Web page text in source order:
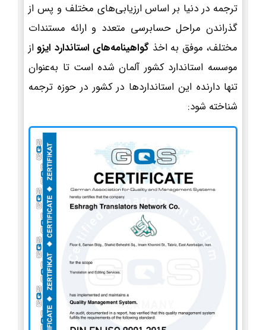
ترجمه در دنیا بر اساس ارزیابی‌های مختلف و پس از
گذراندن مراحل حسابرسی متعدد و ارائه مستندات
مختلف، موفق به اخذ گواهینامه‌های استاندارد ایزو از
موسسه استاندارد کشور آلمان شده است تا به‌عنوان
تنها دارنده این استانداردها در کشور در حوزه ترجمه
شناخته شود: